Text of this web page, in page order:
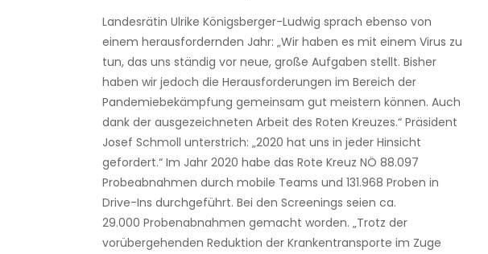
Landesrätin Ulrike Königsberger-Ludwig sprach ebenso von
einem herausfordernden Jahr: „Wir haben es mit einem Virus zu
tun, das uns ständig vor neue, große Aufgaben stellt. Bisher
haben wir jedoch die Herausforderungen im Bereich der
Pandemiebekämpfung gemeinsam gut meistern können. Auch
dank der ausgezeichneten Arbeit des Roten Kreuzes.“ Präsident
Josef Schmoll unterstrich: „2020 hat uns in jeder Hinsicht
gefordert.“ Im Jahr 2020 habe das Rote Kreuz NÖ 88.097
Probeabnahmen durch mobile Teams und 131.968 Proben in
Drive-Ins durchgeführt. Bei den Screenings seien ca.
29.000 Probenabnahmen gemacht worden. „Trotz der
vorübergehenden Reduktion der Krankentransporte im Zuge